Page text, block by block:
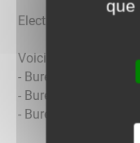
Elections du
Voici les lieux des
- Bureaux 1 et 2 >
- Bureaux 3 et 4 >
- Bureaux 5 et 6 >
que